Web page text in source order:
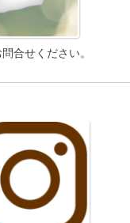
合せください。